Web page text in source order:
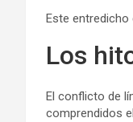
Este entredicho
Los
El conflicto de
comprendidos el